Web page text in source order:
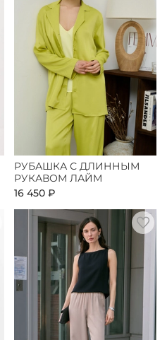
РУБАШКА С ДЛИННЫМ
РУКАВОМ ЛАЙМ
16 450 ₽